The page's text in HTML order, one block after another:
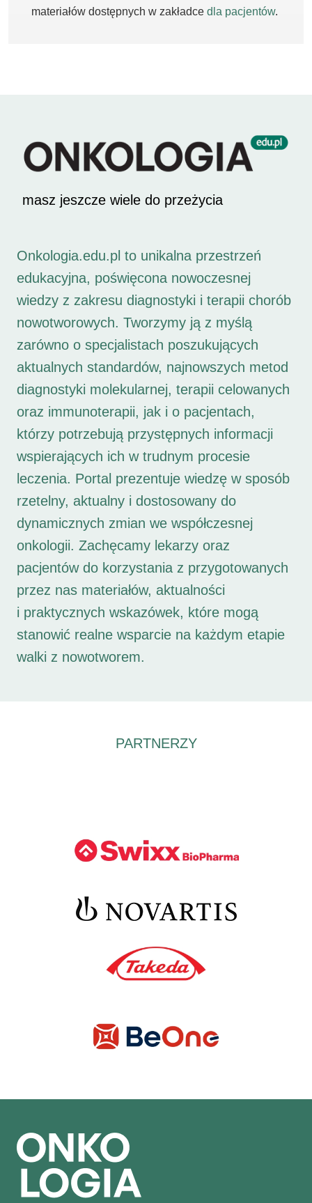
materiałów dostępnych w zakładce dla pacjentów.
masz jeszcze wiele do przeżycia
Onkologia.edu.pl to unikalna przestrzeń
edukacyjna, poświęcona nowoczesnej
wiedzy z zakresu diagnostyki i terapii chorób
nowotworowych. Tworzymy ją z myślą
zarówno o specjalistach poszukujących
aktualnych standardów, najnowszych metod
diagnostyki molekularnej, terapii celowanych
oraz immunoterapii, jak i o pacjentach,
którzy potrzebują przystępnych informacji
wspierających ich w trudnym procesie
leczenia. Portal prezentuje wiedzę w sposób
rzetelny, aktualny i dostosowany do
dynamicznych zmian we współczesnej
onkologii. Zachęcamy lekarzy oraz
pacjentów do korzystania z przygotowanych
przez nas materiałów, aktualności
i praktycznych wskazówek, które mogą
stanowić realne wsparcie na każdym etapie
walki z nowotworem.
PARTNERZY